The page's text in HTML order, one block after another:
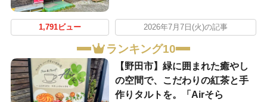
1,791ビュー 2026年7月7日(火)の記事
ランキング10
【野田市】緑に囲まれた癒やし
の空間で、こだわりの紅茶と手
作りタルトを。「Airそら